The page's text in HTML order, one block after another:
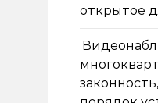
открытое